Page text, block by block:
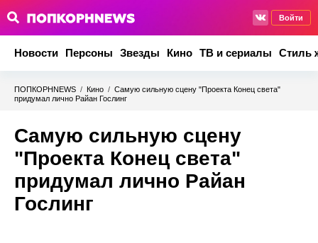
Войти
Новости Персоны Звезды Кино ТВ и сериалы Стиль
ПОПКОРНNEWS / Кино / Самую сильную сцену "Проекта Конец света"
придумал лично Райан Гослинг
Самую сильную сцену
"Проекта Конец света"
придумал лично Райан
Гослинг